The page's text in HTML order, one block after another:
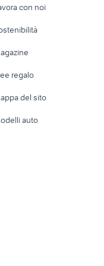
con noi
regalo
del sito
auto